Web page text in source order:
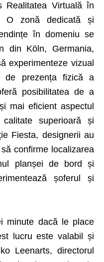
Realitatea Virtuală în
O zonă dedicată și
în domeniu se
din Köln, Germania,
experimenteze vizual
de prezența fizică a
posibilitatea de a
mai eficient aspectul
superioară și
Fiesta, designerii au
confirme localizarea
planșei de bord și
șoferul și
minute dacă le place
lucru este valabil și
Leenarts, directorul